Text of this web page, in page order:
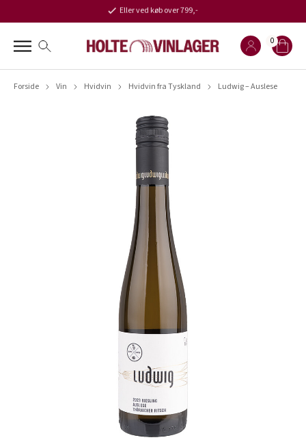
Eller ved køb over 799,-
0
Forside Vin Hvidvin Hvidvin fra Tyskland Ludwig – Auslese